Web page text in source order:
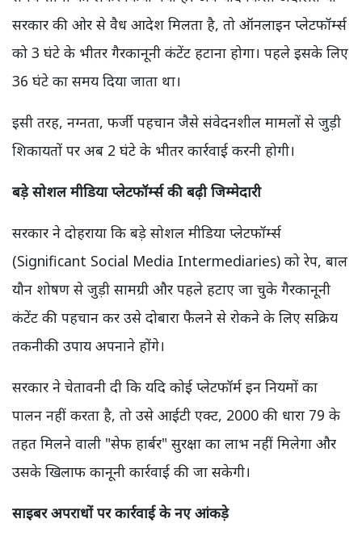
सरकार की ओर से वैध आदेश मिलता है, तो ऑनलाइन प्लेटफॉर्म्स
को 3 घंटे के भीतर गैरकानूनी कंटेंट हटाना होगा। पहले इसके लिए
36 घंटे का समय दिया जाता था।
इसी तरह, नग्नता, फर्जी पहचान जैसे संवेदनशील मामलों से जुड़ी
शिकायतों पर अब 2 घंटे के भीतर कार्रवाई करनी होगी।
बड़े सोशल मीडिया प्लेटफॉर्म्स की बढ़ी जिम्मेदारी
सरकार ने दोहराया कि बड़े सोशल मीडिया प्लेटफॉर्म्स
(Significant Social Media Intermediaries) को रेप, बाल
यौन शोषण से जुड़ी सामग्री और पहले हटाए जा चुके गैरकानूनी
कंटेंट की पहचान कर उसे दोबारा फैलने से रोकने के लिए सक्रिय
तकनीकी उपाय अपनाने होंगे।
सरकार ने चेतावनी दी कि यदि कोई प्लेटफॉर्म इन नियमों का
पालन नहीं करता है, तो उसे आईटी एक्ट, 2000 की धारा 79 के
तहत मिलने वाली "सेफ हार्बर" सुरक्षा का लाभ नहीं मिलेगा और
उसके खिलाफ कानूनी कार्रवाई की जा सकेगी।
साइबर अपराधों पर कार्रवाई के नए आंकड़े